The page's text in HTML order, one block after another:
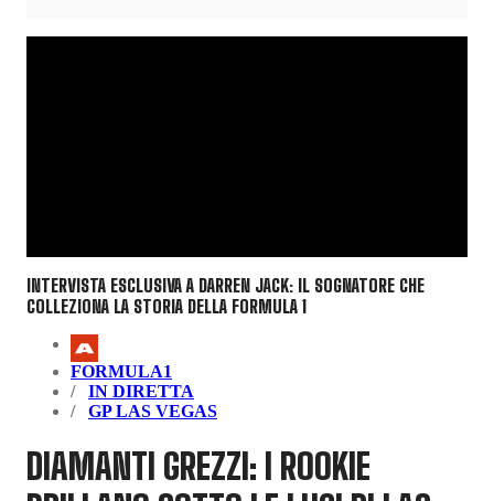
INTERVISTA ESCLUSIVA A DARREN JACK: IL SOGNATORE CHE
COLLEZIONA LA STORIA DELLA FORMULA 1
FORMULA1
IN DIRETTA
GP LAS VEGAS
DIAMANTI GREZZI: I ROOKIE